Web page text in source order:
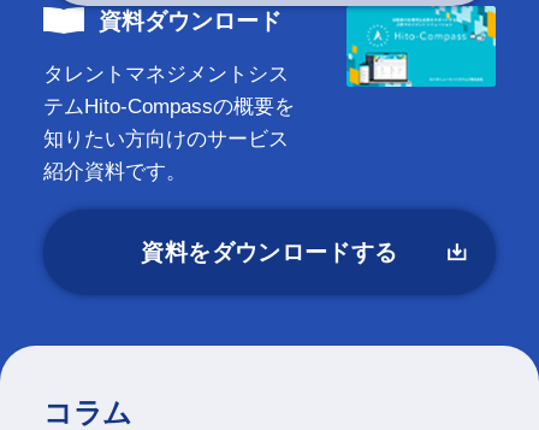
資料ダウンロード
タレントマネジメントシス
テムHito-Compassの概要を
知りたい方向けのサービス
紹介資料です。
資料をダウンロードする
コラム